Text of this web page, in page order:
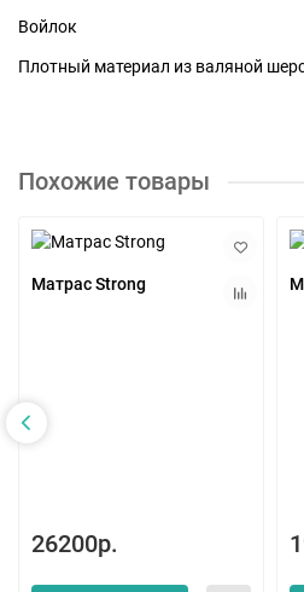
Войлок
Плотный материал из валяной
Похожие товары
Матрас Strong
26200р.